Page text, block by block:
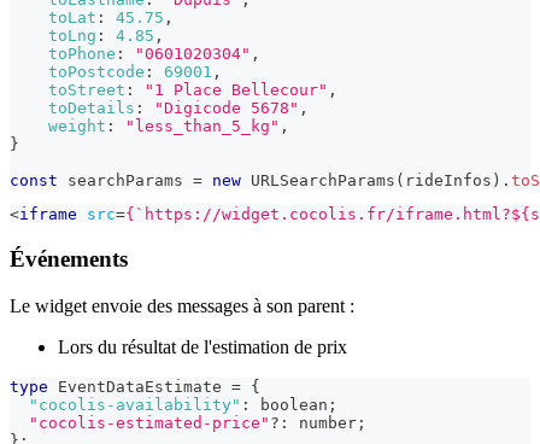
toLat : 45.75 ,
toLng : 4.85 ,
toPhone : "0601020304" ,
toPostcode : 69001 ,
toStreet : "1 Place Bellecour" ,
toDetails : "Digicode 5678" ,
weight : "less_than_5_kg" ,
}
const searchParams = new URLSearchParams ( rideInfos ) .
<iframe src={`https://widget.cocolis.fr/
Événements
Le widget envoie des messages à son parent :
Lors du résultat de l'estimation de prix
type EventDataEstimate = {
"cocolis-availability" : boolean ;
"cocolis-estimated-price" ? : number ;